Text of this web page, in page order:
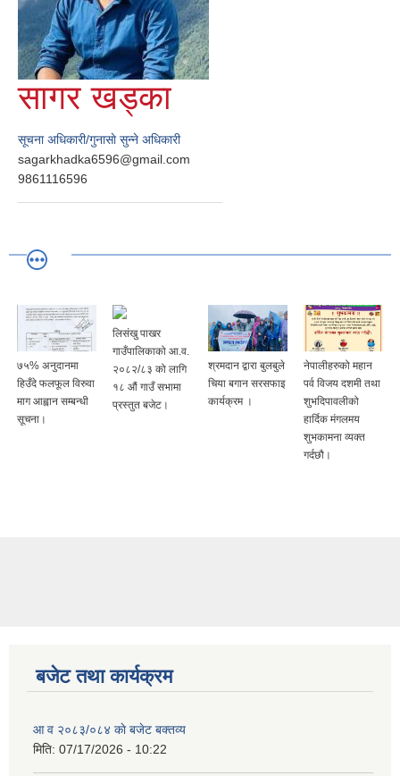
सागर खड्का
सूचना अधिकारी/गुनासाे सुन्ने अधिकारी
sagarkhadka6596@gmail.com
9861116596
७५% अनुदानमा
हिउँदे फलफूल विरुवा
माग आह्वान सम्बन्धी
सूचना।
लिसंखु पाखर
गाउँपालिकाको आ.व.
२०८२/८३ को लागि
१८ औं गाउँ सभामा
प्रस्तुत बजेट।
श्रमदान द्वारा बुलबुले
चिया बगान सरसफाइ
कार्यक्रम ।
नेपालीहरुको महान
पर्व विजय दशमी तथा
शुभदिपावलीको
हार्दिक मंगलमय
शुभकामना व्यक्त
गर्दछौ।
बजेट तथा कार्यक्रम
आ व २०८३/०८४ काे बजेट बक्तव्य
मिति: 07/17/2026 - 10:22